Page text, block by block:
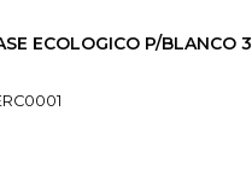
ECOLOGICO P/BLANCO 3